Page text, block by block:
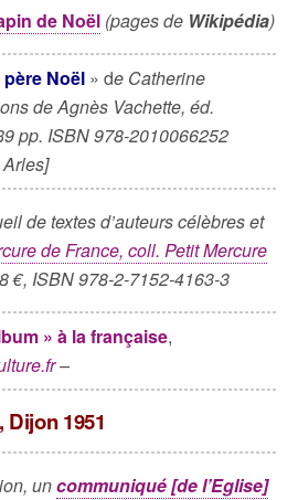
de Noël (pages de Wikipédia)
Noël » de Catherine
de Agnès Vachette, éd.
pp. ISBN 978-2010066252
de textes d’auteurs célèbres et
de France, coll. Petit Mercure
€, ISBN 978-2-7152-4163-3
» à la française,
–
Dijon 1951
uncommuniqué [de l’Eglise]